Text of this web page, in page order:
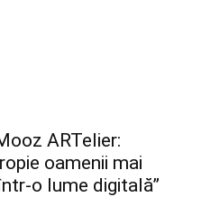
ARTelier:
oamenii mai
o lume digitală”